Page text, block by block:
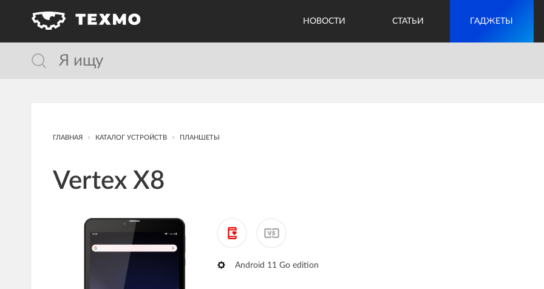
НОВОСТИ СТАТЬИ ГАДЖЕТЫ
ГЛАВНАЯ КАТАЛОГ УСТРОЙСТВ ПЛАНШЕТЫ
Vertex X8
Android 11 Go edition